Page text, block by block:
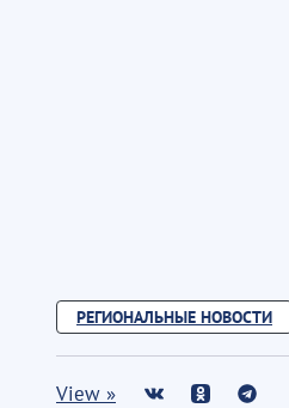
РЕГИОНАЛЬНЫЕ НОВОСТИ
View »